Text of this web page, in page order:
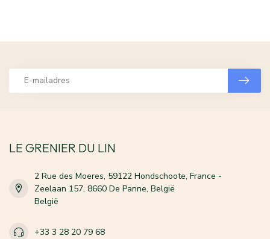
LE GRENIER DU LIN
2 Rue des Moeres, 59122 Hondschoote, France -
Zeelaan 157, 8660 De Panne, België
België
+33 3 28 20 79 68